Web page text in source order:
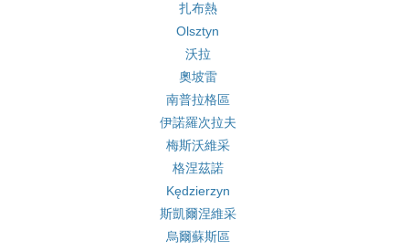
扎布熱
Olsztyn
沃拉
奧坡雷
南普拉格區
伊諾羅次拉夫
梅斯沃維采
格涅茲諾
Kędzierzyn
斯凱爾涅維采
烏爾蘇斯區